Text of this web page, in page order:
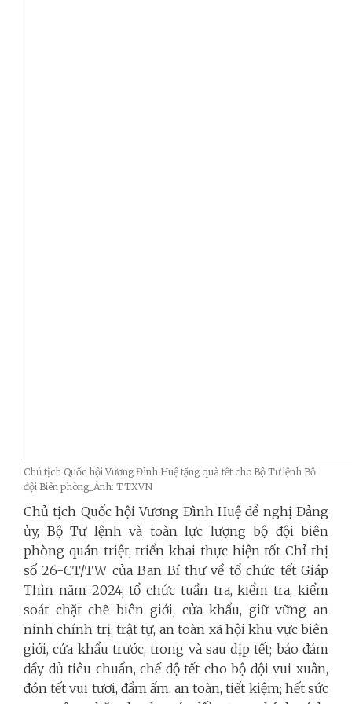
Chủ tịch Quốc hội Vương Đình Huệ tặng quà tết cho Bộ Tư lệnh Bộ
đội Biên phòng_Ảnh: TTXVN
Chủ tịch Quốc hội Vương Đình Huệ đề nghị Đảng
ủy, Bộ Tư lệnh và toàn lực lượng bộ đội biên
phòng quán triệt, triển khai thực hiện tốt Chỉ thị
số 26-CT/TW của Ban Bí thư về tổ chức tết Giáp
Thìn năm 2024; tổ chức tuần tra, kiểm tra, kiểm
soát chặt chẽ biên giới, cửa khẩu, giữ vững an
ninh chính trị, trật tự, an toàn xã hội khu vực biên
giới, cửa khẩu trước, trong và sau dịp tết; bảo đảm
đầy đủ tiêu chuẩn, chế độ tết cho bộ đội vui xuân,
đón tết vui tươi, đầm ấm, an toàn, tiết kiệm; hết sức